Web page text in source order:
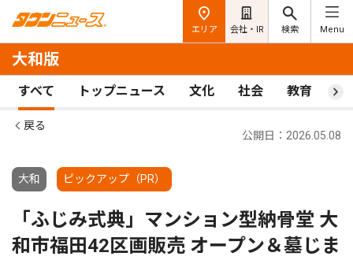
エリア 会社・IR 検索 Menu
大和版
すべて トップニュース 文化 社会 教育 ス
戻る
大和 ピックアップ（PR）
公開日：2026.05.08
「ふじみ式典」マンション型納骨堂 大
和市福田42区画販売 オープン＆墓じま